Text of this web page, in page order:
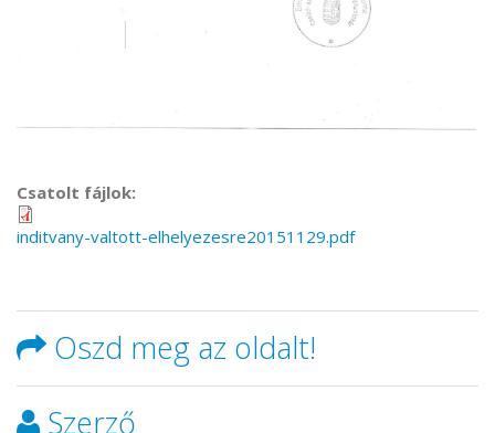
Csatolt fájlok:
inditvany-valtott-elhelyezesre20151129.pdf
Oszd meg az oldalt!
Szerző